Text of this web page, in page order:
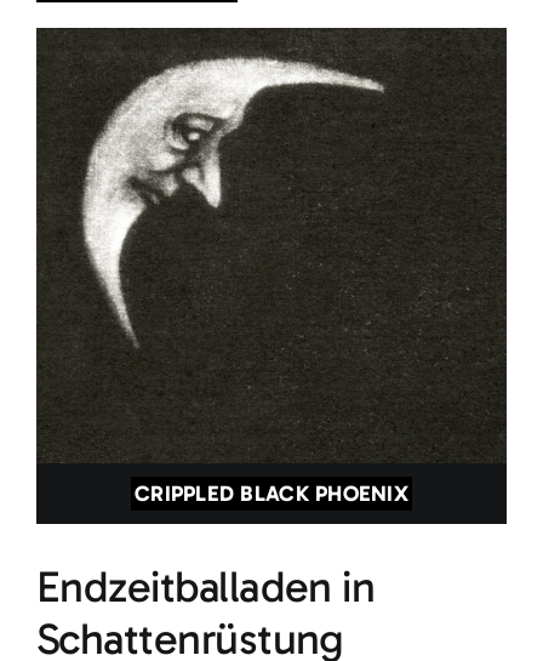
CRIPPLED BLACK PHOENIX
Endzeitballaden in
Schattenrüstung